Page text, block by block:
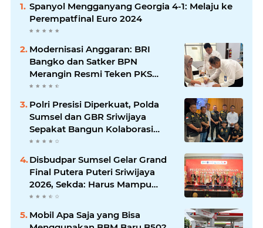
Spanyol Mengganyang Georgia 4-1: Melaju ke
Perempatfinal Euro 2024
Modernisasi Anggaran: BRI
Bangko dan Satker BPN
Merangin Resmi Teken PKS
Penerbitan KKP
Polri Presisi Diperkuat, Polda
Sumsel dan GBR Sriwijaya
Sepakat Bangun Kolaborasi
untuk Kamtibmas
Disbudpar Sumsel Gelar Grand
Final Putera Puteri Sriwijaya
2026, Sekda: Harus Mampu
Bawa Sumsel Go Internasional
Mobil Apa Saja yang Bisa